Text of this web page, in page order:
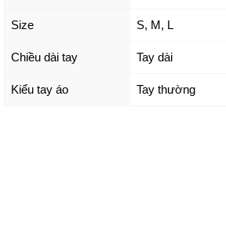
Size S, M, L
Chiều dài tay Tay dài
Kiểu tay áo Tay thường